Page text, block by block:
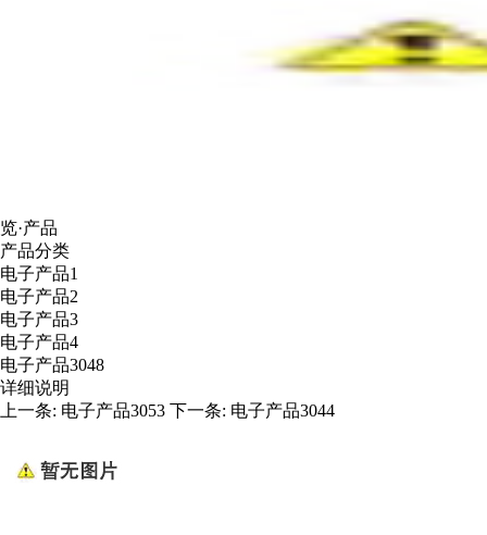
览·产品
产品分类
电子产品1
电子产品2
电子产品3
电子产品4
电子产品3048
详细说明
上一条: 电子产品3053 下一条: 电子产品3044